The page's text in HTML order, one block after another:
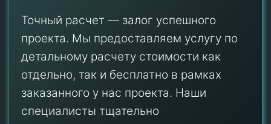
Точный расчет — залог успешного
проекта. Мы предоставляем услугу по
детальному расчету стоимости как
отдельно, так и бесплатно в рамках
заказанного у нас проекта. Наши
специалисты тщательно